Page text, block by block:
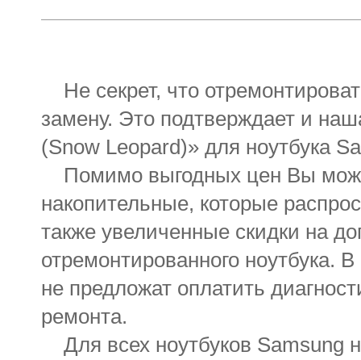
Не секрет, что
замену. Это подтверждает и
(Snow Leopard)» для ноутбукa
Помимо выгодных цен Вы
накопительные, которые
также увеличенные скидки на
отремонтированного ноутбукa.
не предложат оплатить
ремонта.
Для всех ноутбуков Samsung